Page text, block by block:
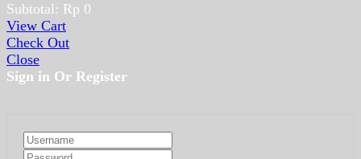
Subtotal: Rp 0
View Cart
Check Out
Close
Sign in Or Register